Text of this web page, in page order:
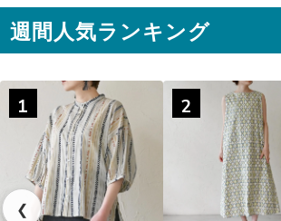
週間人気ランキング
❮
1 2